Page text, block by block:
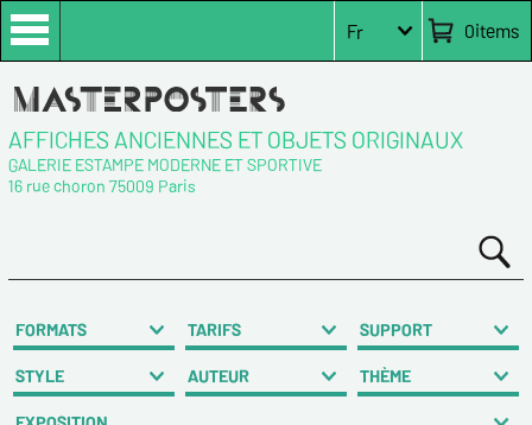
0items
Fr
AFFICHES ANCIENNES ET OBJETS ORIGINAUX
GALERIE ESTAMPE MODERNE ET SPORTIVE
16 rue choron 75009 Paris
FORMATS TARIFS SUPPORT
STYLE AUTEUR THÈME